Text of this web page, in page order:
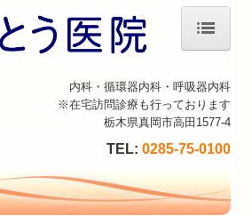
内科・循環器内科・呼吸器内科
※在宅訪問診療も行っております
栃木県真岡市高田1577-4
TEL: 0285-75-0100